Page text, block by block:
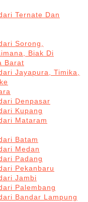
Ternate Dan
Sorong,
Biak Di
Barat
Jayapura, Timika,
Denpasar
Kupang
Mataram
Batam
Medan
Padang
Pekanbaru
Jambi
Palembang
Bandar Lampung